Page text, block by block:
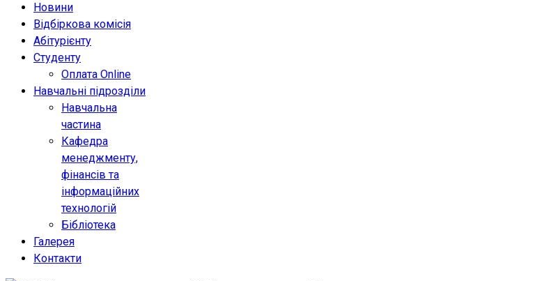
Новини
Відбіркова комісія
Абітурієнту
Студенту
Оплата Online
Навчальні підрозділи
Навчальна
частина
Кафедра
менеджменту,
фінансів та
інформаційних
технологій
Бібліотека
Галерея
Контакти